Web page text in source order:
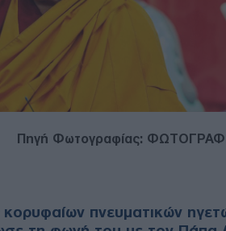
Πηγή Φωτογραφίας:
πνευματικών